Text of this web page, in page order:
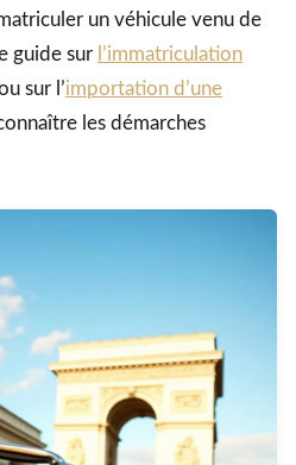
un véhicule venu de
guide sur l’immatriculation
sur l’importation d’une
les démarches